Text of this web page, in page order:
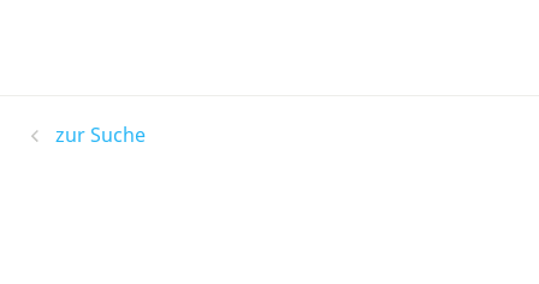
zur Suche